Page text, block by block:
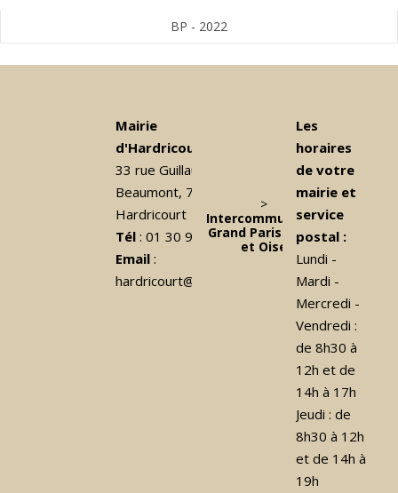
BP - 2022
Mairie
d'Hardricourt
33 rue Guillaume de
Beaumont, 78250
Hardricourt
Tél : 01 30 99 91 00
Email:
hardricourt@orange.fr
>
Intercommunalité
Grand Paris Seine
et Oise
Les
horaires
de votre
mairie et
service
postal :
Lundi -
Mardi -
Mercredi -
Vendredi :
de 8h30 à
12h et de
14h à 17h
Jeudi : de
8h30 à 12h
et de 14h à
19h